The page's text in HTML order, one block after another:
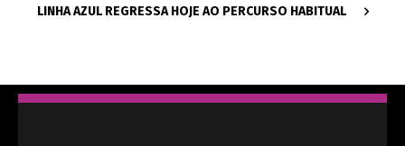
LINHA AZUL REGRESSA HOJE AO PERCURSO HABITUAL